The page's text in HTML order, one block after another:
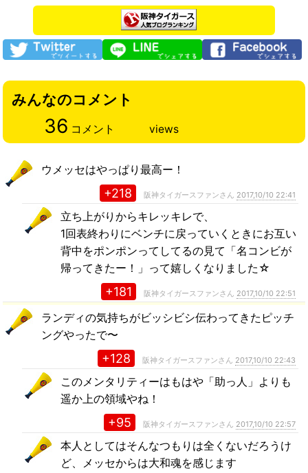
みんなのコメント
36 コメント views
ウメッセはやっぱり最高ー！
+218 阪神タイガースファンさん 2017,10/10 22:41
立ち上がりからキレッキレで、
1回表終わりにベンチに戻っていくときにお互い
背中をポンポンってしてるの見て「名コンビが
帰ってきたー！」って嬉しくなりました☆
+181 阪神タイガースファンさん 2017,10/10 22:51
ランディの気持ちがビッシビシ伝わってきたピッチ
ングやったで〜
+128 阪神タイガースファンさん 2017,10/10 22:43
このメンタリティーはもはや「助っ人」よりも
遥か上の領域やね！
+95 阪神タイガースファンさん 2017,10/10 22:57
本人としてはそんなつもりは全くないだろうけ
ど、メッセからは大和魂を感じます